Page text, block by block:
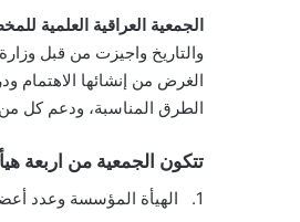
الجمعية العراقية العلمية
الغرض من إنشائها الاهتمام
الطرق المناسبة، ودعم كل من
تتكون الجمعية من اربعة
1. الهيأة المؤسسة وعدد أعضاءها تسعة أعضاء.